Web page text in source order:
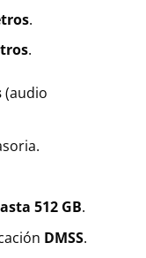
.
.
(audio
512 GB.
DMSS.